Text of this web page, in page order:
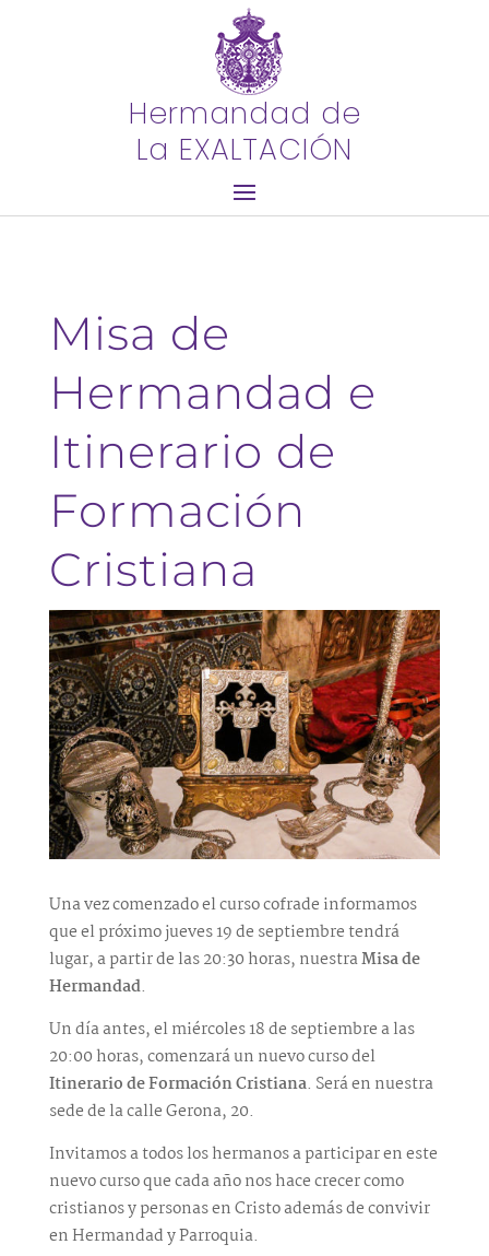
Hermandad de
La EXALTACIÓN
Misa de
Hermandad e
Itinerario de
Formación
Cristiana
Una vez comenzado el curso cofrade informamos
que el próximo jueves 19 de septiembre tendrá
lugar, a partir de las 20:30 horas, nuestraMisa de
Hermandad.
Un día antes, el miércoles 18 de septiembre a las
20:00 horas, comenzará un nuevo curso del
Itinerario de Formación Cristiana. Será en nuestra
sede de la calle Gerona, 20.
Invitamos a todos los hermanos a participar en este
nuevo curso que cada año nos hace crecer como
cristianos y personas en Cristo además de convivir
en Hermandad y Parroquia.